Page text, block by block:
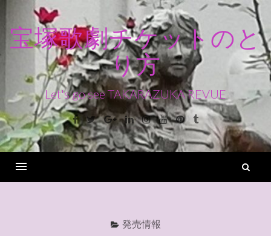
ン
ス
キ
ッ
宝塚歌劇チケットのと
り方
Let's go see TAKARAZUKA REVUE
Facebook
TwitterGoogle+LinkedinInstagram
YoutubePinterest
Tumblr
発売情報